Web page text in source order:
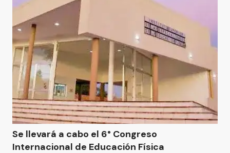
Se llevará a cabo el 6° Congreso
Internacional de Educación Física